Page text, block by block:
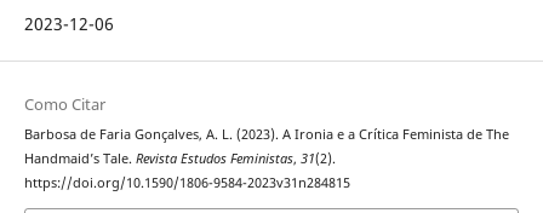
2023-12-06
Como Citar
Barbosa de Faria Gonçalves, A. L. (2023). A Ironia e a Crítica Feminista de The
Handmaid’s Tale. Revista Estudos Feministas, 31(2).
https://doi.org/10.1590/1806-9584-2023v31n284815